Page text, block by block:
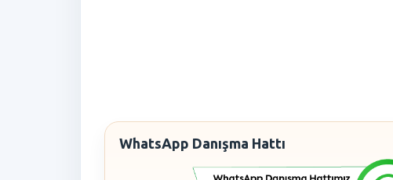
WhatsApp Danışma Hattı